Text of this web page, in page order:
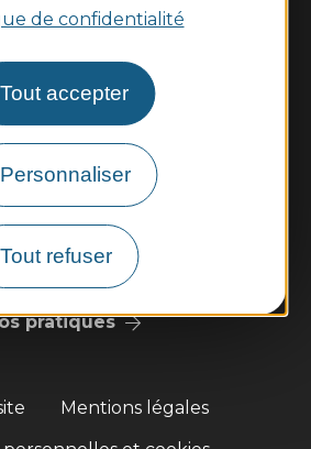
de confidentialité
Tout accepter
Personnaliser
Tout refuser
12h et le vendredi de 14h à 16h
pratiques
Mentions légales